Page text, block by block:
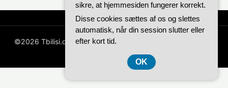
©2026 Tbilisi.dk | WordPress Theme by
CVR 3740 7739
sikre, at hjemmesiden fungerer korrekt.
Disse cookies sættes af os og slettes
automatisk, når din session slutter eller
efter kort tid.
OK